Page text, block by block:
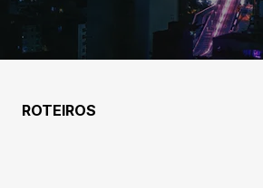
ROTEIROS